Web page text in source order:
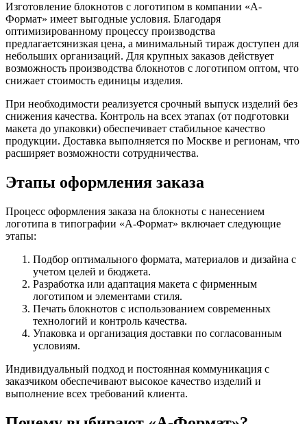
Изготовление блокнотов с логотипом в компании «А-
Формат» имеет выгодные условия. Благодаря
оптимизированному процессу производства
предлагаетсянизкая цена, а минимальный тираж доступен для
небольших организаций. Для крупных заказов действует
возможность производства блокнотов с логотипом оптом, что
снижает стоимость единицы изделия.
При необходимости реализуется срочный выпуск изделий без
снижения качества. Контроль на всех этапах (от подготовки
макета до упаковки) обеспечивает стабильное качество
продукции. Доставка выполняется по Москве и регионам, что
расширяет возможности сотрудничества.
Этапы оформления заказа
Процесс оформления заказа на блокноты с нанесением
логотипа в типографии «А-Формат» включает следующие
этапы:
Подбор оптимального формата, материалов и дизайна с
учетом целей и бюджета.
Разработка или адаптация макета с фирменным
логотипом и элементами стиля.
Печать блокнотов с использованием современных
технологий и контроль качества.
Упаковка и организация доставки по согласованным
условиям.
Индивидуальный подход и постоянная коммуникация с
заказчиком обеспечивают высокое качество изделий и
выполнение всех требований клиента.